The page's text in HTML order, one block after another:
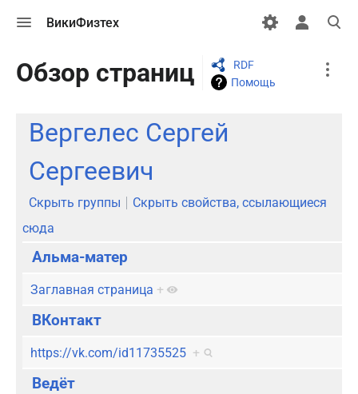
меню
ВикиФизтех
Открыть
поиск
Обзор страниц
RDF
Помощь
More
actions
Вергелес Сергей
Сергеевич
Скрыть группы
Скрыть свойства, ссылающиеся
сюда
Альма-матер
Заглавная страница +
ВКонтакт
https://vk.com/id11735525 +
Ведёт